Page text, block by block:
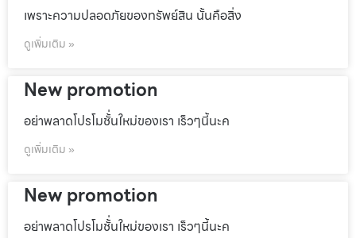
เพราะความปลอดภัยของทรัพย์สิน นั้นคือสิ่ง
ดูเพิ่มเติม »
New promotion
อย่าพลาดโปรโมชั้่นใหม่ของเรา เร็วๆนี้นะค
ดูเพิ่มเติม »
New promotion
อย่าพลาดโปรโมชั้่นใหม่ของเรา เร็วๆนี้นะค